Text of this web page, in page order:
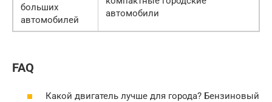
больших
автомобилей
автомобили
FAQ
Какой двигатель лучше для города? Бензиновый